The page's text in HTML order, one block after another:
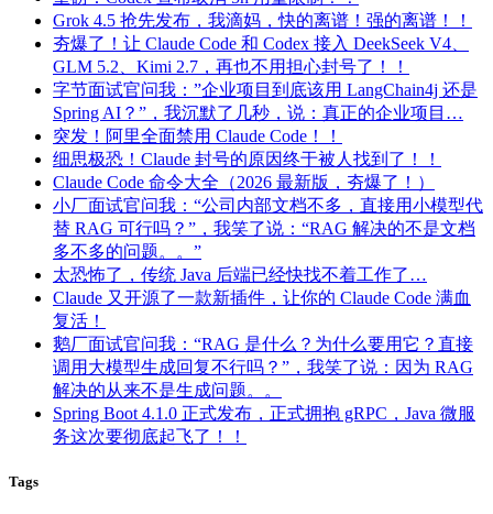
Grok 4.5 抢先发布，我滴妈，快的离谱！强的离谱！！
夯爆了！让 Claude Code 和 Codex 接入 DeekSeek V4、
GLM 5.2、Kimi 2.7，再也不用担心封号了！！
字节面试官问我：”企业项目到底该用 LangChain4j 还是
Spring AI？”，我沉默了几秒，说：真正的企业项目…
突发！阿里全面禁用 Claude Code！！
细思极恐！Claude 封号的原因终于被人找到了！！
Claude Code 命令大全（2026 最新版，夯爆了！）
小厂面试官问我：“公司内部文档不多，直接用小模型代
替 RAG 可行吗？”，我笑了说：“RAG 解决的不是文档
多不多的问题。。”
太恐怖了，传统 Java 后端已经快找不着工作了…
Claude 又开源了一款新插件，让你的 Claude Code 满血
复活！
鹅厂面试官问我：“RAG 是什么？为什么要用它？直接
调用大模型生成回复不行吗？”，我笑了说：因为 RAG
解决的从来不是生成问题。。
Spring Boot 4.1.0 正式发布，正式拥抱 gRPC，Java 微服
务这次要彻底起飞了！！
Tags